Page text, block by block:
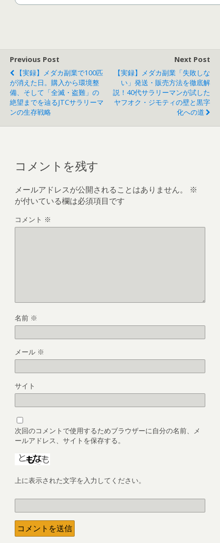
Previous Post
【実録】メダカ副業で100匹
が消えた日。購入から環境整
備、そして「全滅・盗難」の
絶望までを辿るJTCサラリーマ
ンの生存戦略
Next Post
【実録】メダカ副業「失敗しな
い」発送・販売方法を徹底解
説！40代サラリーマンが試した
ヤフオク・ジモティの壁と黒字
化への道
コメントを残す
メールアドレスが公開されることはありません。
※
が付いている欄は必須項目です
コメント ※
名前 ※
メール ※
サイト
次回のコメントで使用するためブラウザーに自分の名前、メ
ールアドレス、サイトを保存する。
上に表示された文字を入力してください。